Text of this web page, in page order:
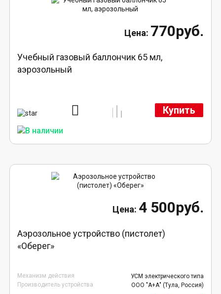
770руб.
Учебный газовый баллончик 65 мл,
аэрозольный
Купить
4 500руб.
Аэрозольное устройство (пистолет)
«Оберег»
Механизм действия
УСМ электрического типа
Производитель устройства
ООО "А+А" (Тула, Россия)